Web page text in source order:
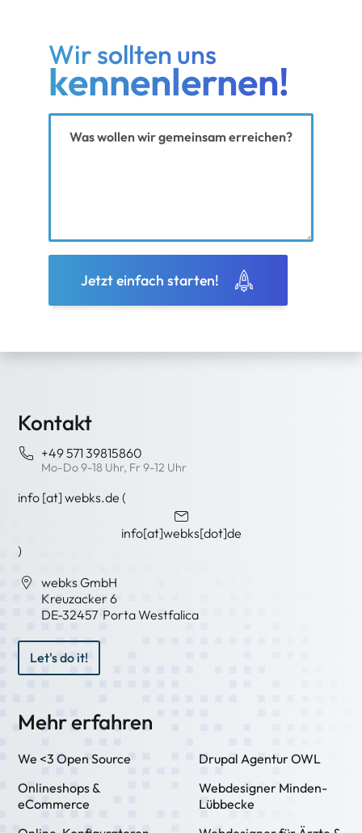
Wir sollten uns
kennenlernen!
Jetzt einfach starten!
Kontakt
+49 571 39815860
Mo-Do 9-18 Uhr, Fr 9-12 Uhr
info [at]webks.de (
info[at]webks[dot]de
)
webks GmbH
Kreuzacker 6
DE-32457 Porta Westfalica
Let's do it!
Mehr erfahren
We <3 Open Source
Onlineshops &
eCommerce
Drupal Agentur OWL
Webdesigner Minden-
Lübbecke